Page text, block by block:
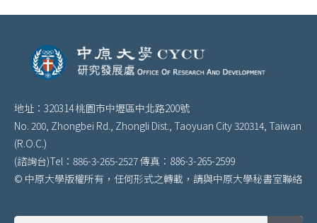
地址：320314 桃園市中壢區中北路200號
No. 200, Zhongbei Rd., Zhongli Dist., Taoyuan City 320314, Taiwan
(R.O.C.)
(諮詢台)Tel：886-3-265-2527 傳真：886-3-265-2599
© 中原大學版權所有，任何形式之轉載，請與中原大學秘書室聯絡